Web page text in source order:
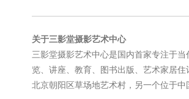
关于三影堂摄影艺术中心
三影堂摄影艺术中心是国内首家专注于
览、讲座、教育、图书出版、艺术家居
北京朝阳区草场地艺术村，另一个位于